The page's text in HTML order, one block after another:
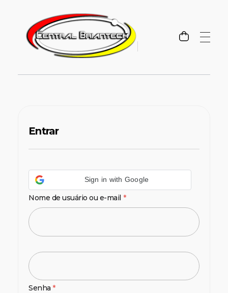
Entrar
Sign in with Google
Nome de usuário ou e-mail *
Senha*